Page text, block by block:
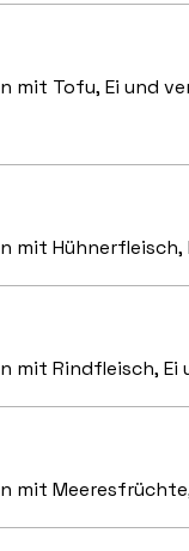
mit Tofu, Ei und
mit Hühnerfleisch,
mit Rindfleisch, Ei
mit